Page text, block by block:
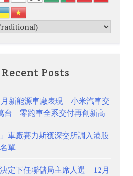
Recent Posts
新能源車廠表現 小米汽車交
台 零跑車全系交付再創新高
車廠賽力斯獲深交所調入港股
單
定下任聯儲局主席人選 12月